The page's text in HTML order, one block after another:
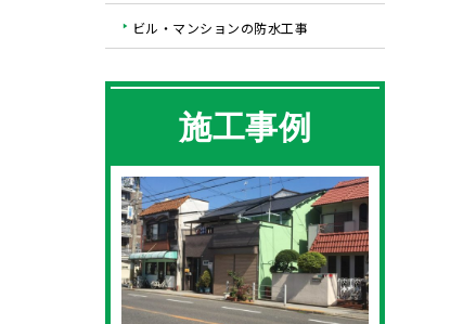
ビル・マンションの防水工事
施工事例